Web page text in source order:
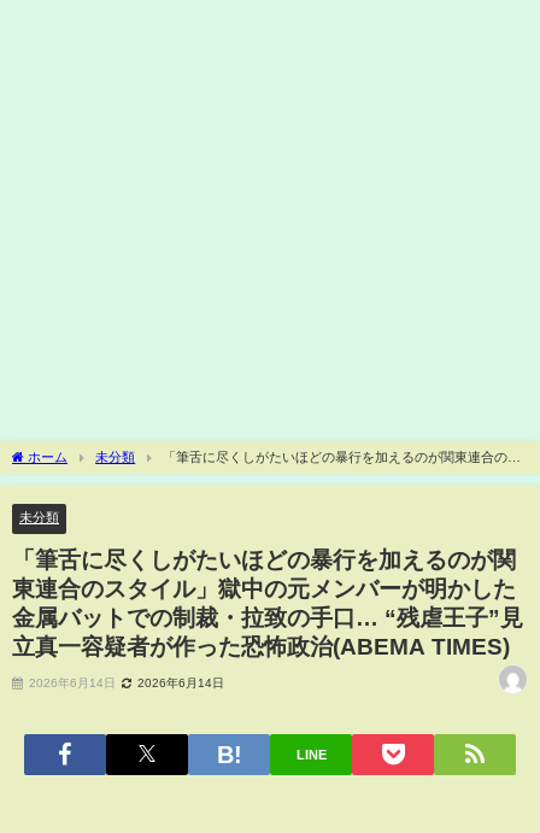
ホーム 未分類
「筆舌に尽くしがたいほどの暴行を加えるのが関東連合のス
タイル」獄中の元メンバーが明かした金属バットでの制裁・拉致の手口… “残虐王
未分類
「筆舌に尽くしがたいほどの暴行を加えるのが関
東連合のスタイル」獄中の元メンバーが明かした
金属バットでの制裁・拉致の手口… “残虐王子”見
立真一容疑者が作った恐怖政治(ABEMA TIMES)
2026年6月14日 2026年6月14日
LINE